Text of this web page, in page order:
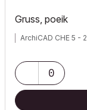
Gruss, poeik
ArchiCAD CHE 5 -
0